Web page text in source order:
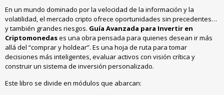
En un mundo dominado por la velocidad de la información y la
volatilidad,el mercado cripto ofrece oportunidades sin precedentes…
y también grandes riesgos. Guía Avanzada para Invertir en
Criptomonedases una obra pensada para quienes desean ir más
allá del “comprar y holdear”. Es una hoja de ruta para tomar
decisiones más inteligentes,evaluar activos con visión crítica y
construir un sistema de inversión personalizado.
Este libro se divide en módulos que abarcan: